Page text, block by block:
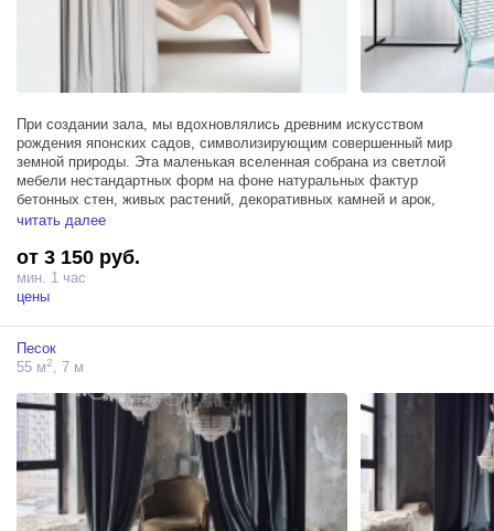
При создании зала, мы вдохновлялись древним искусством
рождения японских садов, символизирующим совершенный мир
земной природы. Эта маленькая вселенная собрана из светлой
мебели нестандартных форм на фоне натуральных фактур
бетонных стен, живых растений, декоративных камней и арок,
формирующих чарующий пейзаж сада.
Пространство оснащено мансардным окном, пропускающим
максимум естественного света, санузлом с душем, шторами
блэкаут и тремя источниками Profoto D1 500, что гарантирует
читать далее
от 3 150 руб.
мин. 1 час
цены
Песок
55 м2 , 7 м